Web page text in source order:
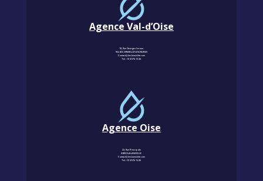
Agence Val-d’Oise
18, Rue Georges Leroux
95240 CORMEILLES-EN-PARISIS
Contact@km-humidite.com
Tel :01 30 76 13 26
Agence Oise
22, Rue Principale
60850 LALANDELLE
Contact@km-humidite.com
Tel :01 30 76 13 26